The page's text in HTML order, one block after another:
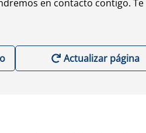
en contacto contigo. Te
Actualizar página